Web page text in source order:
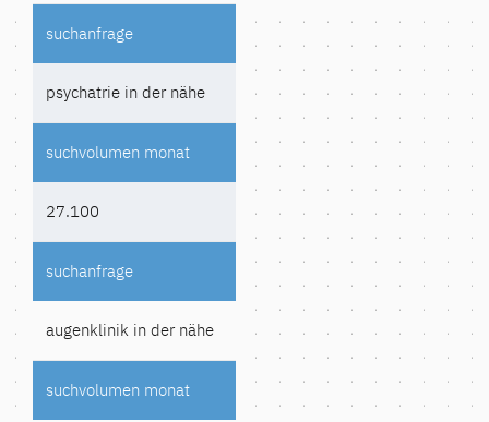
psychatrie in der nähe
27.100
augenklinik in der nähe